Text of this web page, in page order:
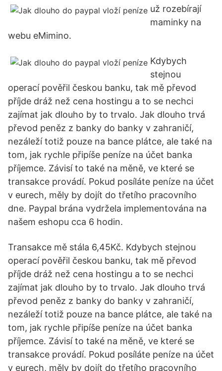
už rozebírají
maminky na
webu eMimino.
Kdybych
stejnou
operací pověřil českou banku, tak mě převod
příjde dráž než cena hostingu a to se nechci
zajímat jak dlouho by to trvalo. Jak dlouho trvá
převod peněz z banky do banky v zahraničí,
nezáleží totiž pouze na bance plátce, ale také na
tom, jak rychle připíše peníze na účet banka
příjemce. Závisí to také na měně, ve které se
transakce provádí. Pokud posíláte peníze na účet
v eurech, měly by dojít do třetího pracovního
dne. Paypal brána vydržela implementována na
našem eshopu cca 6 hodin.
Transakce mě stála 6,45Kč. Kdybych stejnou
operací pověřil českou banku, tak mě převod
příjde dráž než cena hostingu a to se nechci
zajímat jak dlouho by to trvalo. Jak dlouho trvá
převod peněz z banky do banky v zahraničí,
nezáleží totiž pouze na bance plátce, ale také na
tom, jak rychle připíše peníze na účet banka
příjemce. Závisí to také na měně, ve které se
transakce provádí. Pokud posíláte peníze na účet
v eurech, měly by dojít do třetího pracovního